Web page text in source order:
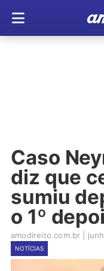
Caso
diz que
sumiu
o 1º
amodireito.com.br
NOTÍCIAS